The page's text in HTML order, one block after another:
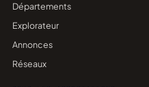
Départements
Explorateur
Annonces
Réseaux